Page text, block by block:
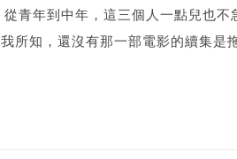
年到中年，這三個人一點兒也不
所知，還沒有那一部電影的續集